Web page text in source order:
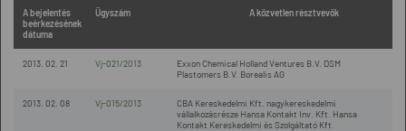
A bejelentés
beérkezésének
dátuma
Ügyszám A közvetlen résztvevők
2013. 02. 21 Vj-021/2013
Exxon Chemical Holland Ventures B.V. DSM
Plastomers B.V. Borealis AG
2013. 02. 08 Vj-015/2013
CBA Kereskedelmi Kft. nagykereskedelmi
vállalkozásrésze Hansa Kontakt Inv. Kft. Hansa
Kontakt Kereskedelmi és Szolgáltató Kft.